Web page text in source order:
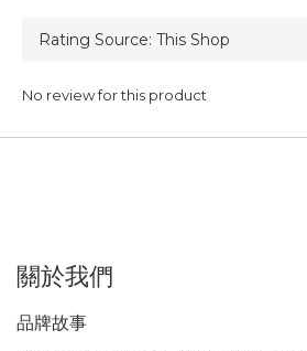
No review for this product
關於我們
品牌故事